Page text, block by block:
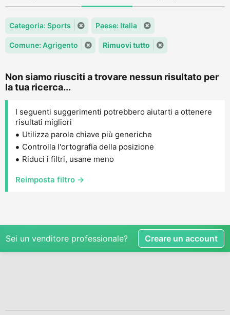
Categoria: Sports Paese: Italia
Comune: Agrigento Rimuovi tutto
Non siamo riusciti a trovare nessun risultato per
la tua ricerca...
I seguenti suggerimenti potrebbero aiutarti a ottenere
risultati migliori
Utilizza parole chiave più generiche
Controlla l'ortografia della posizione
Riduci i filtri, usane meno
Reimposta filtro →
Sei un venditore professionale? Creare un account